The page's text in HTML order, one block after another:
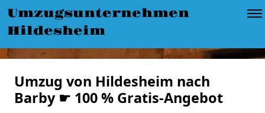
Umzugsunternehmen
Hildesheim
Umzug von Hildesheim nach
Barby ☛ 100 % Gratis-Angebot